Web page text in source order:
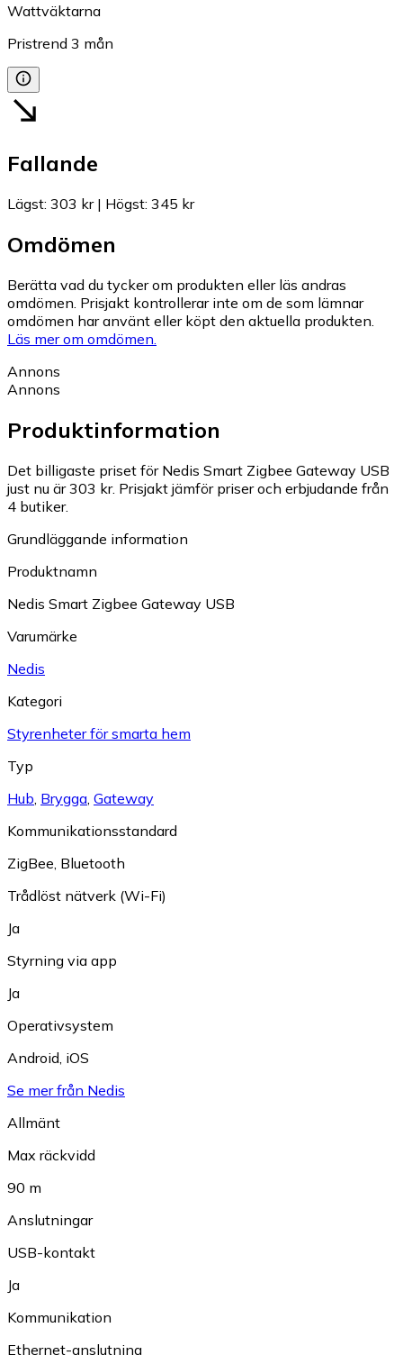
Wattväktarna
Pristrend 3 mån
Fallande
Lägst: 303 kr| Högst: 345 kr
Omdömen
Berätta vad du tycker om produkten eller läs andras
omdömen. Prisjakt kontrollerar inte om de som lämnar
omdömen har använt eller köpt den aktuella produkten.
Läs mer om omdömen.
Annons
Annons
Produktinformation
Det billigaste priset för Nedis Smart Zigbee Gateway USB
just nu är 303 kr. Prisjakt jämför priser och erbjudande från
4 butiker.
Grundläggande information
Produktnamn
Nedis Smart Zigbee Gateway USB
Varumärke
Nedis
Kategori
Styrenheter för smarta hem
Typ
Hub Brygga Gateway
Kommunikationsstandard
ZigBee Bluetooth
Trådlöst nätverk (Wi-Fi)
Ja
Styrning via app
Ja
Operativsystem
Android iOS
Se mer från Nedis
Allmänt
Max räckvidd
90 m
Anslutningar
USB-kontakt
Ja
Kommunikation
Ethernet-anslutning